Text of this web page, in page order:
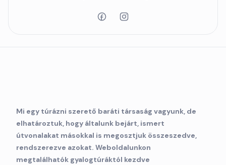
Mi egy túrázni szerető baráti társaság vagyunk, de
elhatároztuk, hogy általunk bejárt, ismert
útvonalakat másokkal is megosztjuk összeszedve,
rendszerezve azokat. Weboldalunkon
megtalálhatók gyalogtúráktól kezdve